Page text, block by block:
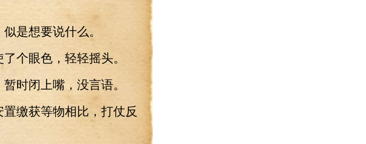
是想要说什么。
眼色，轻轻摇头。
时闭上嘴，没言语。
缴获等物相比，打仗反